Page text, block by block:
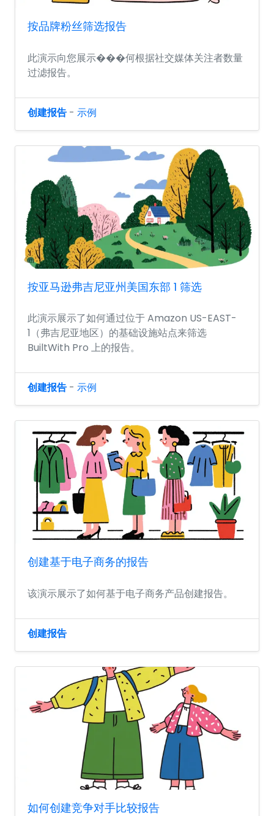
按品牌粉丝筛选报告
此演示向您展示���何根据社交媒体关注者数量
过滤报告。
创建报告 - 示例
按亚马逊弗吉尼亚州美国东部 1 筛选
此演示展示了如何通过位于 Amazon US-EAST-
1（弗吉尼亚地区）的基础设施站点来筛选
BuiltWith Pro 上的报告。
创建报告 - 示例
创建基于电子商务的报告
该演示展示了如何基于电子商务产品创建报告。
创建报告
如何创建竞争对手比较报告